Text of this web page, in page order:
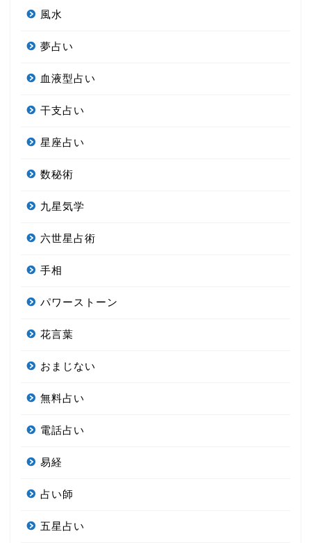
風水
夢占い
血液型占い
干支占い
星座占い
数秘術
九星気学
六世星占術
手相
パワーストーン
花言葉
おまじない
無料占い
電話占い
易経
占い師
五星占い